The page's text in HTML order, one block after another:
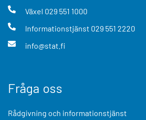
Växel 029 551 1000
Informationstjänst 029 551 2220
info@stat.fi
Fråga oss
Rådgivning och informationstjänst